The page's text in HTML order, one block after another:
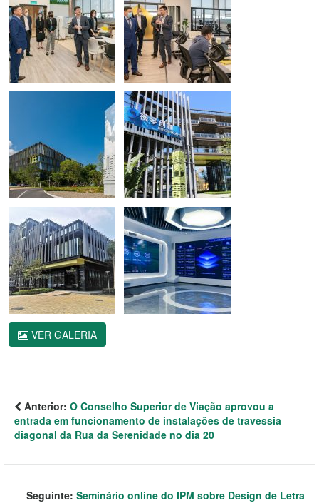
VER GALERIA
Anterior: O Conselho Superior de Viação aprovou a
entrada em funcionamento de instalações de travessia
diagonal da Rua da Serenidade no dia 20
Seguinte: Seminário online do IPM sobre Design de Letra